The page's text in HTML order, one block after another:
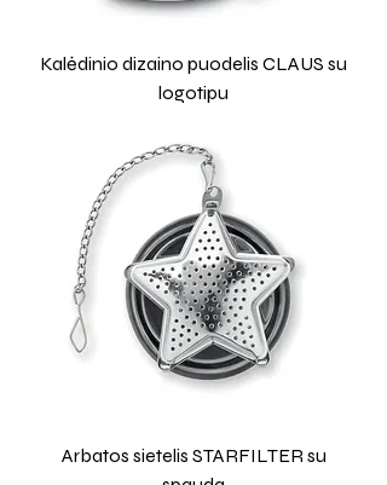
Kalėdinio dizaino puodelis CLAUS su
logotipu
Arbatos sietelis STARFILTER su